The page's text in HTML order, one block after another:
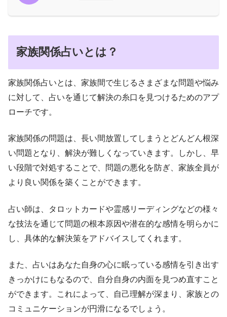
家族関係占いとは？
家族関係占いとは、家族間で生じるさまざまな問題や悩み
に対して、占いを通じて解決の糸口を見つけるためのアプ
ローチです。
家族関係の問題は、長い間放置してしまうとどんどん根深
い問題となり、解決が難しくなっていきます。しかし、早
い段階で対処することで、問題の悪化を防ぎ、家族全員が
より良い関係を築くことができます。
占い師は、タロットカードや霊感リーディングなどの様々
な技法を通じて問題の根本原因や潜在的な感情を明らかに
し、具体的な解決策をアドバイスしてくれます。
また、占いはあなた自身の心に眠っている感情を引き出す
きっかけにもなるので、自分自身の内面を見つめ直すこと
ができます。これによって、自己理解が深まり、家族との
コミュニケーションが円滑になるでしょう。